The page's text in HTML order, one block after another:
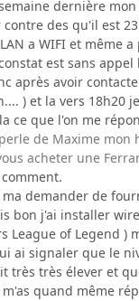
dernière
contre des qu'il est
a WIFI et même a
est sans
après avoir
) et la vers 18h20
ce que l'on me
de Maxime mon
acheter une
ma demander de
bon j'ai installer
League of Legend )
ai signaler que le
très très élever et
m'as quand même